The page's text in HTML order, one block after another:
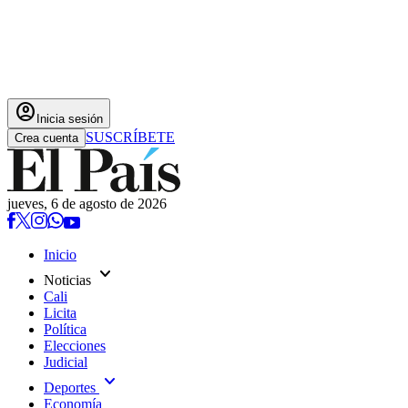
account_circle Inicia sesión
Crea cuenta SUSCRÍBETE
jueves, 6 de agosto de 2026
Inicio
Noticias expand_more
Cali
Licita
Política
Elecciones
Judicial
Deportes expand_more
Economía